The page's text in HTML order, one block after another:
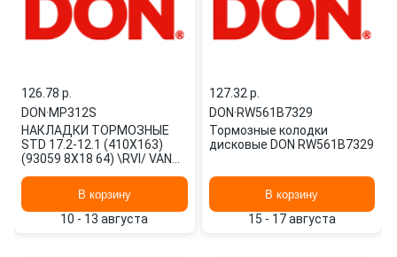
126.78 p.
DON·MP312S
НАКЛАДКИ ТОРМОЗНЫЕ
STD 17.2-12.1 (410X163)
(93059 8X18 64) \RVI/ VAN
В корзину
10 - 13 августа
127.32 p.
DON·RW561B7329
Тормозные колодки
дисковые DON RW561B7329
В корзину
15 - 17 августа